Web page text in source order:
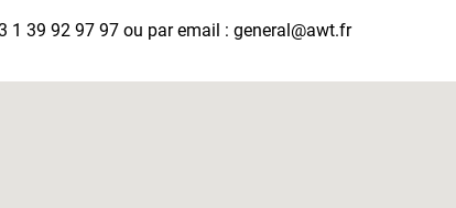
1 39 92 97 97 ou par email : general@awt.fr